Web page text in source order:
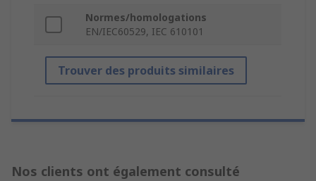
Normes/homologations
EN/IEC60529, IEC 610101
Trouver des produits similaires
Nos clients ont également consulté